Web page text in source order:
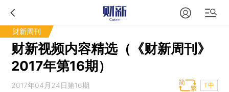
财新周刊
财新视频内容精选（《财新周刊》
2017年第16期）
2017年04月24日第16期 T中